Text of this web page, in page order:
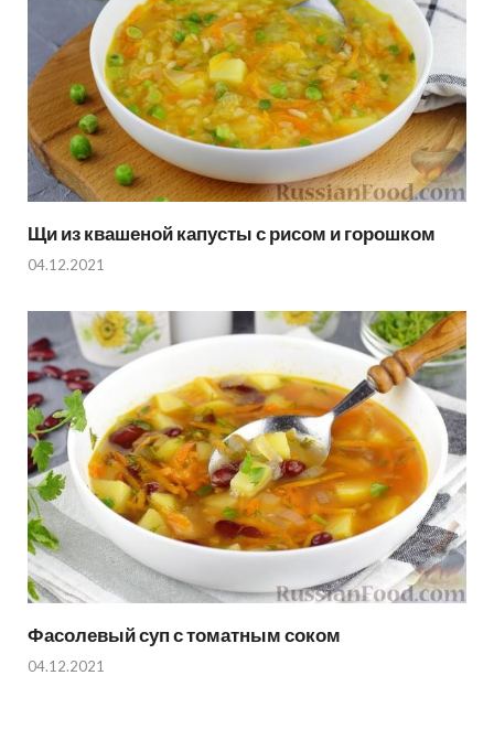
Щи из квашеной капусты с рисом и горошком
04.12.2021
Фасолевый суп с томатным соком
04.12.2021